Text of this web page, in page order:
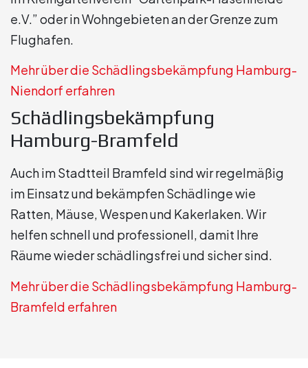
e.V.” oder in Wohngebieten an der Grenze zum
Flughafen.
Mehr über die Schädlingsbekämpfung Hamburg-
Niendorf erfahren
Schädlingsbekämpfung
Hamburg-Bramfeld
Auch im Stadtteil Bramfeld sind wir regelmäßig
im Einsatz und bekämpfen Schädlinge wie
Ratten, Mäuse, Wespen und Kakerlaken. Wir
helfen schnell und professionell, damit Ihre
Räume wieder schädlingsfrei und sicher sind.
Mehr über die Schädlingsbekämpfung Hamburg-
Bramfeld erfahren